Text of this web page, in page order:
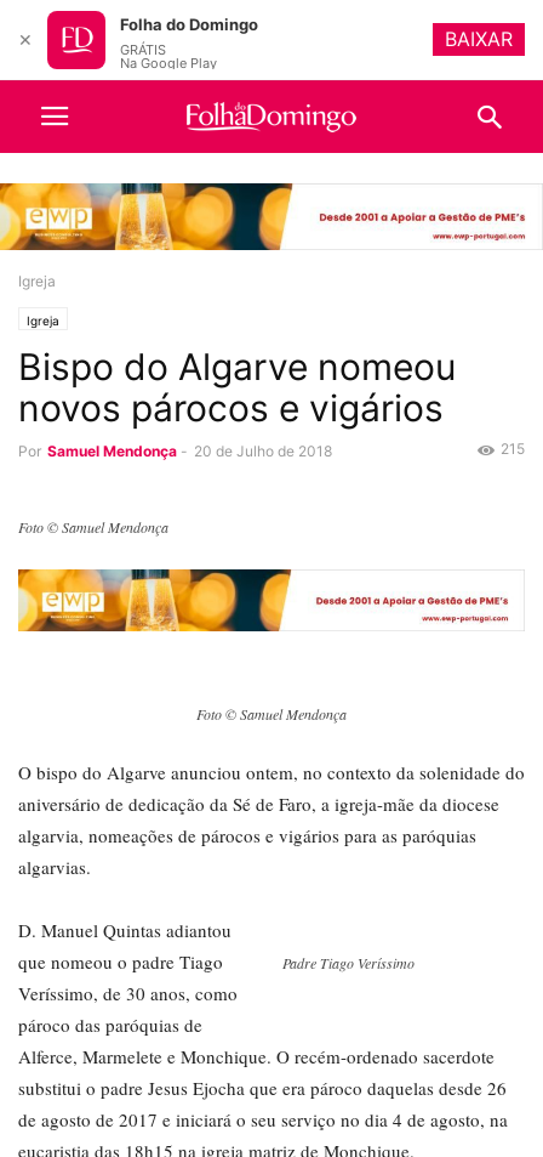
Igreja
Igreja
Bispo do Algarve nomeou
novos párocos e vigários
Por Samuel Mendonça - 20 de Julho de 2018 215
Foto © Samuel Mendonça
Foto © Samuel Mendonça
O bispo do Algarve anunciou ontem, no contexto da solenidade do
aniversário de dedicação da Sé de Faro, a igreja-mãe da diocese
algarvia, nomeações de párocos e vigários para as paróquias
algarvias.
Padre Tiago Veríssimo
D. Manuel Quintas adiantou
que nomeou o padre Tiago
Veríssimo, de 30 anos, como
pároco das paróquias de
Alferce, Marmelete e Monchique. O recém-ordenado sacerdote
substitui o padre Jesus Ejocha que era pároco daquelas desde 26
de agosto de 2017 e iniciará o seu serviço no dia 4 de agosto, na
eucaristia das 18h15 na igreja matriz de Monchique.
✕
Folha do Domingo
GRÁTIS
Na Google Play
BAIXAR